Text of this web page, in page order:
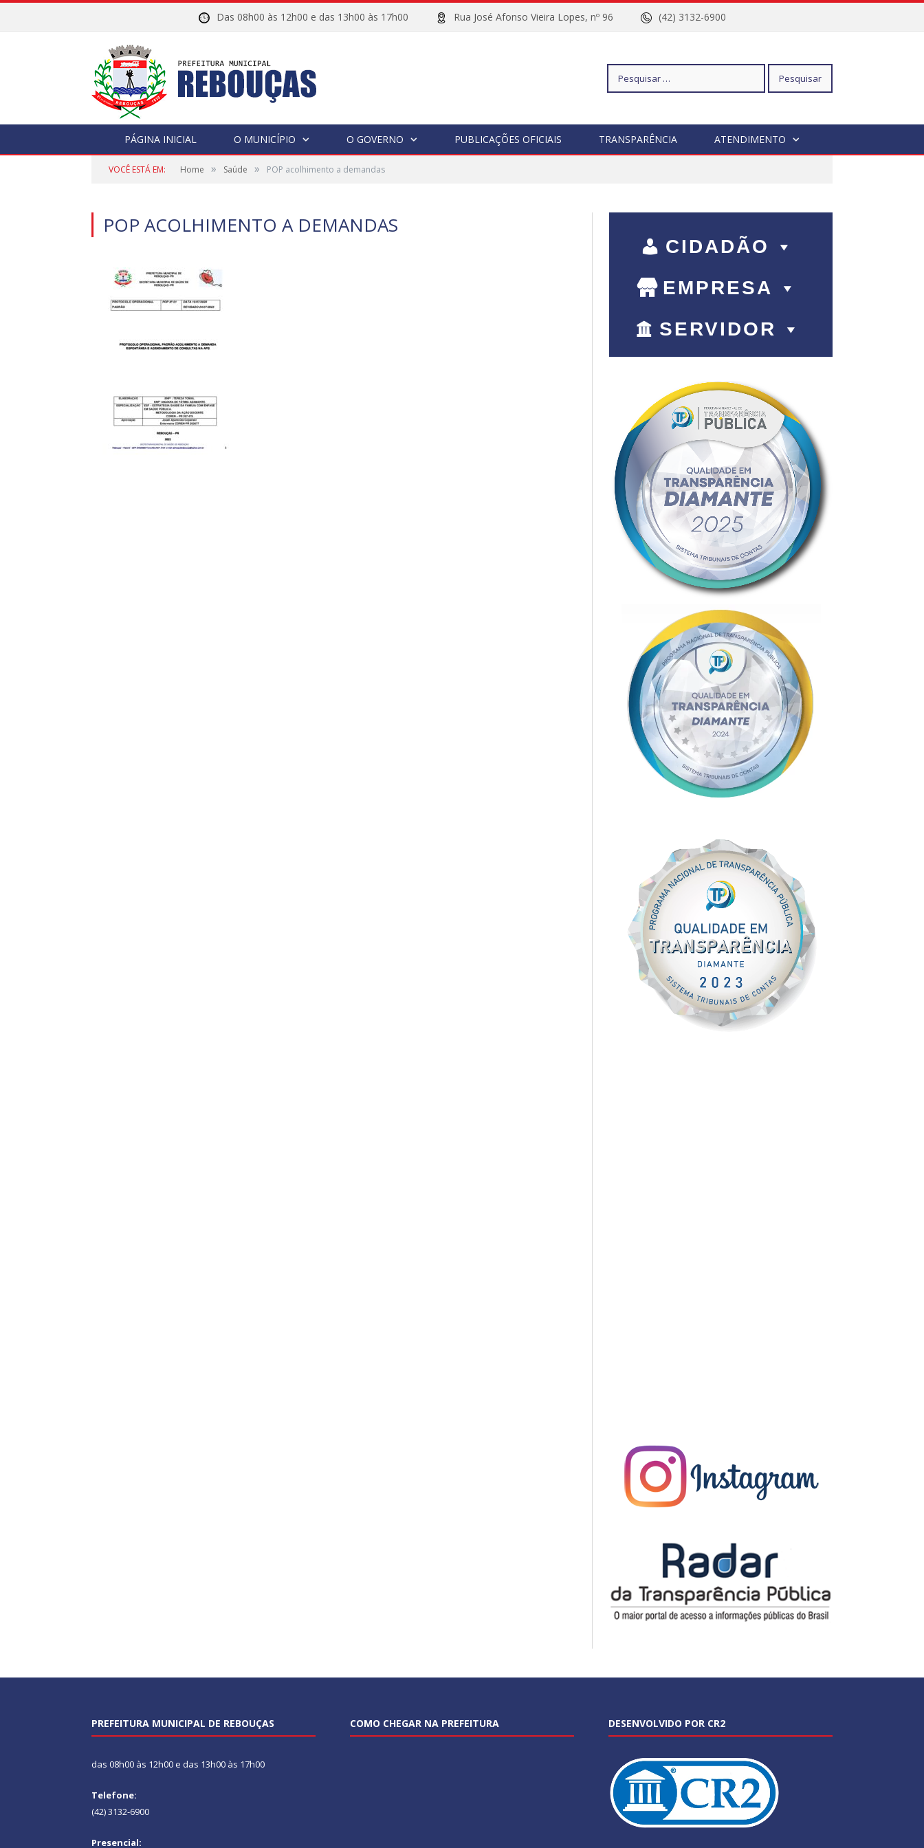
Das 08h00 às 12h00 e das 13h00 às 17h00 Rua José Afonso Vieira Lopes, nº 96 (42) 3132-6900
Pesquisar
PÁGINA INICIAL O MUNICÍPIO O GOVERNO PUBLICAÇÕES OFICIAIS TRANSPARÊNCIA ATENDIMENTO
VOCÊ ESTÁ EM: Home » Saúde » POP acolhimento a demandas
POP ACOLHIMENTO A DEMANDAS
CIDADÃO
EMPRESA
SERVIDOR
PREFEITURA MUNICIPAL DE REBOUÇAS
das 08h00 às 12h00 e das 13h00 às 17h00
Telefone:
(42) 3132-6900
Presencial:
COMO CHEGAR NA PREFEITURA DESENVOLVIDO POR CR2